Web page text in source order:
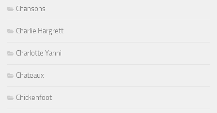
Chansons
Charlie Hargrett
Charlotte Yanni
Chateaux
Chickenfoot